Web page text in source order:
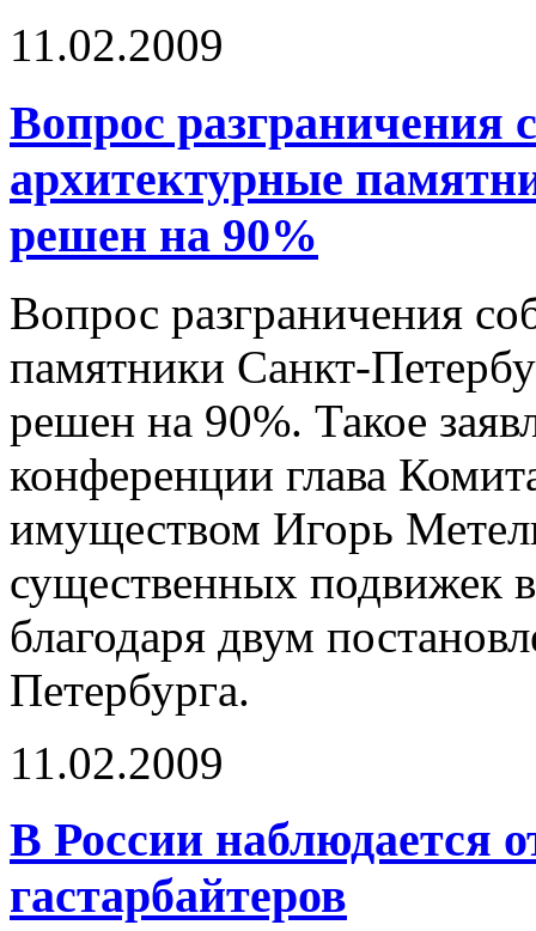
11.02.2009
Вопрос разграничения
архитектурные
решен на 90%
Вопрос разграничения
памятники Санкт-
решен на 90%. Такое
конференции глава
имуществом Игорь
существенных подвижек
благодаря двум
Петербурга.
11.02.2009
В России наблюдается
гастарбайтеров